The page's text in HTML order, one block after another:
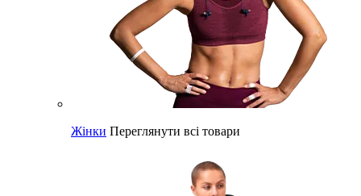
Жінки Переглянути всі товари